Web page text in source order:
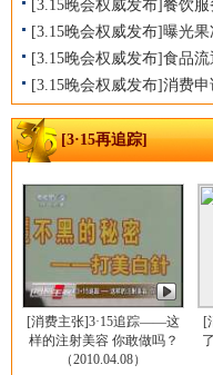
[3.15晚会权威发布]餐饮
[3.15晚会权威发布]曝光
[3.15晚会权威发布]食品
[3.15晚会权威发布]消费
[3·15再追踪]
[消费主张]3·15追踪——这
样的注射美容 你敢做吗？
（2010.04.08）
[